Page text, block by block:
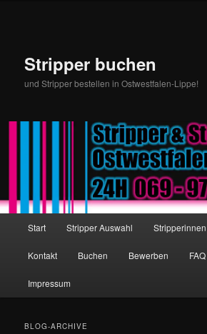
Stripper buchen
und Stripper bestellen in Ostwestfalen-Lippe!
Zum Inhalt wechseln
Zum sekundären Inhalt wechseln
Start Stripper Auswahl Stripperinnen
Kontakt Buchen Bewerben FAQ
Impressum
BLOG-ARCHIVE